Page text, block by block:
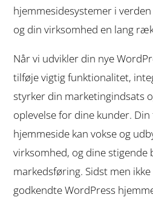
hjemmesidesystemer i
og din virksomhed en lang
Når vi udvikler din nye
tilføje vigtig funktionalitet,
styrker din marketingindsats
oplevelse for dine kunder.
hjemmeside kan vokse og
virksomhed, og dine stigende
markedsføring. Sidst men
godkendte WordPress